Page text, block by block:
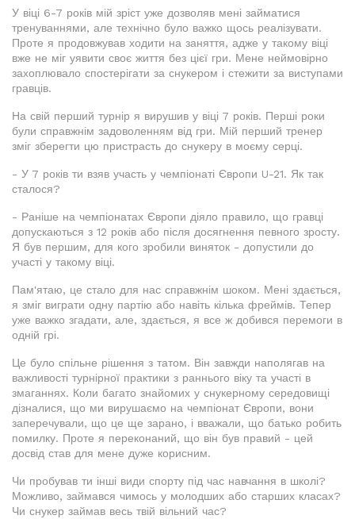
У віці 6-7 років мій зріст уже дозволяв мені займатися
тренуваннями, але технічно було важко щось реалізувати.
Проте я продовжував ходити на заняття, адже у такому віці
вже не міг уявити своє життя без цієї гри. Мене неймовірно
захоплювало спостерігати за снукером і стежити за виступами
гравців.
На свій перший турнір я вирушив у віці 7 років. Перші роки
були справжнім задоволенням від гри. Мій перший тренер
зміг зберегти цю пристрасть до снукеру в моєму серці.
- У 7 років ти взяв участь у чемпіонаті Європи U-21. Як так
сталося?
- Раніше на чемпіонатах Європи діяло правило, що гравці
допускаються з 12 років або після досягнення певного зросту.
Я був першим, для кого зробили виняток - допустили до
участі у такому віці.
Пам'ятаю, це стало для нас справжнім шоком. Мені здається,
я зміг виграти одну партію або навіть кілька фреймів. Тепер
уже важко згадати, але, здається, я все ж добився перемоги в
одній грі.
Це було спільне рішення з татом. Він завжди наполягав на
важливості турнірної практики з раннього віку та участі в
змаганнях. Коли багато знайомих у снукерному середовищі
дізналися, що ми вирушаємо на чемпіонат Європи, вони
заперечували, що це ще зарано, і вважали, що батько робить
помилку. Проте я переконаний, що він був правий - цей
досвід став для мене дуже корисним.
Чи пробував ти інші види спорту під час навчання в школі?
Можливо, займався чимось у молодших або старших класах?
Чи снукер займав весь твій вільний час?